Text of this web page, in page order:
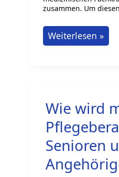
zusammen. Um
Wie
wird
startest
du
Weiterlesen »
Wie wird
Senioren